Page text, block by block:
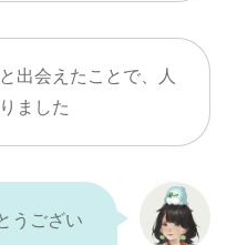
出会えたことで、人
ました
うござい